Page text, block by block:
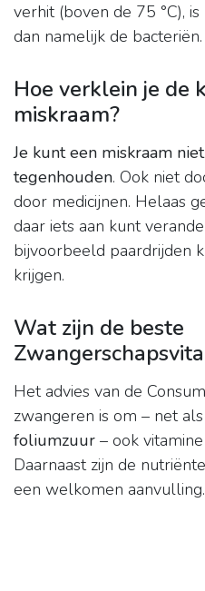
verhit (boven de 75 °C),
dan namelijk de bacteriën.
Hoe verklein je de
miskraam?
Je kunt een miskraam
tegenhouden. Ook niet
door medicijnen. Helaas
daar iets aan kunt
bijvoorbeeld paardrijden
krijgen.
Wat zijn de beste
Het advies van de
zwangeren is om – net
foliumzuur – ook
Daarnaast zijn de
een welkomen aanvulling.